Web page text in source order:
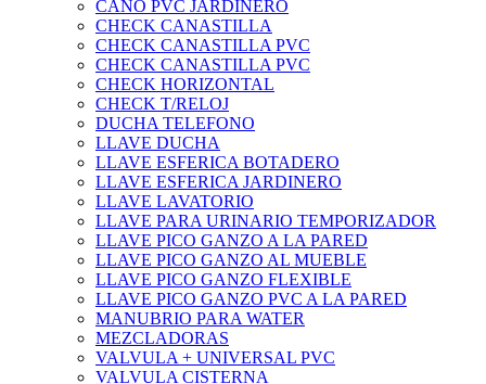
CAÑO PVC JARDINERO
CHECK CANASTILLA
CHECK CANASTILLA PVC
CHECK CANASTILLA PVC
CHECK HORIZONTAL
CHECK T/RELOJ
DUCHA TELEFONO
LLAVE DUCHA
LLAVE ESFERICA BOTADERO
LLAVE ESFERICA JARDINERO
LLAVE LAVATORIO
LLAVE PARA URINARIO TEMPORIZADOR
LLAVE PICO GANZO A LA PARED
LLAVE PICO GANZO AL MUEBLE
LLAVE PICO GANZO FLEXIBLE
LLAVE PICO GANZO PVC A LA PARED
MANUBRIO PARA WATER
MEZCLADORAS
VALVULA + UNIVERSAL PVC
VALVULA CISTERNA